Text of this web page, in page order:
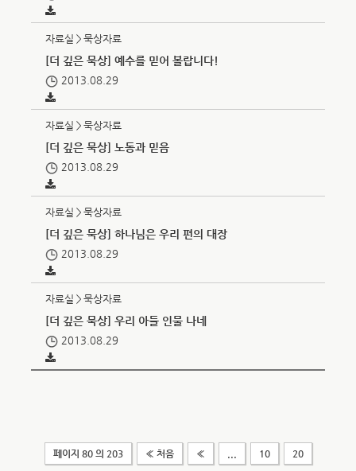
자료실＞묵상자료
[더 깊은 묵상] 예수를 믿어 볼랍니다!
2013.08.29
자료실＞묵상자료
[더 깊은 묵상] 노동과 믿음
2013.08.29
자료실＞묵상자료
[더 깊은 묵상] 하나님은 우리 편의 대장
2013.08.29
자료실＞묵상자료
[더 깊은 묵상] 우리 아들 인물 나네
2013.08.29
페이지 80 의 203 « 처음 « 10 20